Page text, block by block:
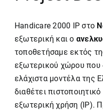
Handicare 2000 IP στο
εξωτερική και ο
τοποθετήσαμε εκτός
εξωτερικού χώρου που
ελάχιστα μοντέλα της
διαθέτει
εξωτερική χρήση (IP).